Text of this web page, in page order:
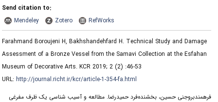
Send citation to:
Mendeley
Zotero RefWorks
Farahmand Boroujeni H, Bakhshandehfard H. Technical Study and Damage
Assessment of a Bronze Vessel from the Samavi Collection at the Esfahan
Museum of Decorative Arts. KCR 2019; 2 (2) :46-53
URL:http://journal.richt.ir/kcr/article-1-354-fa.html
فرهمندبروجنی حسین، بخشنده‌فرد حمیدرضا. مطالعه و آسیب شناسی یک ظرف مفرغی